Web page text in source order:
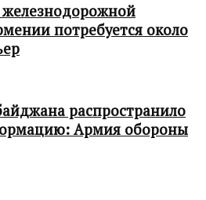
железнодорожной
потребуется около
распространило
Армия обороны